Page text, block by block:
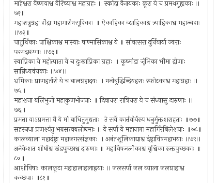
माहेश्वरा वैष्णवाश्व वैरिंच्याश्व महाग्रहः ॥ स्कांदा वैनायकाः क्रूरा ये च प्रमथगुह्यकाः ॥
७१॥
महाशत्रुग्रहा रौद्रा महामारीमसूरिकाः ॥ ऐकाहिका व्द्याहिकाश्व त्र्याहिकाश्व महाज्वराः
॥७२॥
चातुर्थिकाः पाक्षिकाश्व मास्याः षाण्मासिकाश्व ये ॥ सांवत्सरा दुर्निवार्या ज्वराः
परमदारुणाः ॥७३॥
स्वाप्निका ये महोत्पाता ये च दुःखाप्निका ग्रहाः ॥ कूष्मांडा जृंभिका भौमा द्रोणाः
सान्निध्यवंचकाः ॥७४॥
भ्रमिकाः प्राणहर्तारो ये च बालग्रहादयः ॥ मनोबुद्धिन्द्रियहराः स्फोटकाश्व महाग्रहाः ॥
७५॥
महाशना बलिभुजो महाकुणभोजनाः ॥ दिवाचरा रात्रिचरा ये च संध्यासु दारुणाः ॥
७६॥
प्रमत्ता वाऽप्रमत्ता वै ये मां बाधितुमुद्यताः। ते सर्वे कार्त्तवीर्यस्य धनुर्मुक्तशराहताः ॥७७॥
सहस्त्रधा प्रणश्यंतु भग्रसत्त्वबलोद्यमाः ॥ ये सर्पा ये महानागा महागिरेबिलेशयाः ॥७८॥
कालव्याला महादंष्ट्रा महाजगरसंज्ञकाः ॥ अनंतशूलिकाद्याश्व दंष्ट्राविषमहाभयाः ॥७९॥
अनेकेशत शीर्षाश्व खंडपुच्छाश्व दारुणाः ॥ महाविषजलौकाश्व वृश्विका रुक्तपुच्छकाः ॥
८०॥
आशीविषाः कालकूटा महाहालाहलाह्रयाः ॥ जलसर्पा जल व्याला जलग्राहाश्व
कच्छपाः ॥८१॥